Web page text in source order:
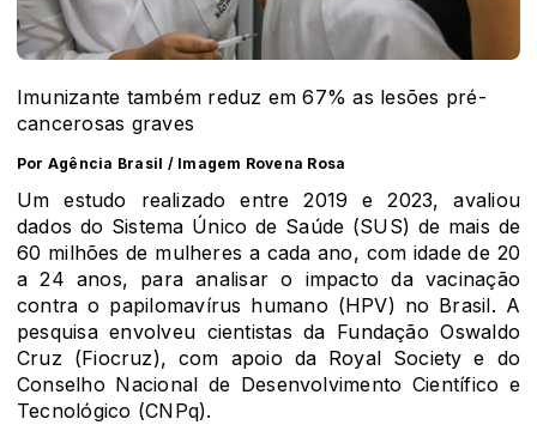
Imunizante também reduz em 67% as lesões pré-
cancerosas graves
Por Agência Brasil / Imagem Rovena Rosa
Um estudo realizado entre 2019 e 2023, avaliou
dados do Sistema Único de Saúde (SUS) de mais de
60 milhões de mulheres a cada ano, com idade de 20
a 24 anos, para analisar o impacto da vacinação
contra o papilomavírus humano (HPV) no Brasil. A
pesquisa envolveu cientistas da Fundação Oswaldo
Cruz (Fiocruz), com apoio da Royal Society e do
Conselho Nacional de Desenvolvimento Científico e
Tecnológico (CNPq).